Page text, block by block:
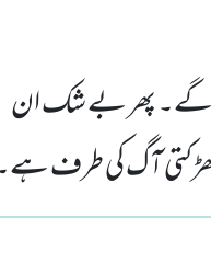
گے۔ پھر بے شک ان
آگ کی طرف